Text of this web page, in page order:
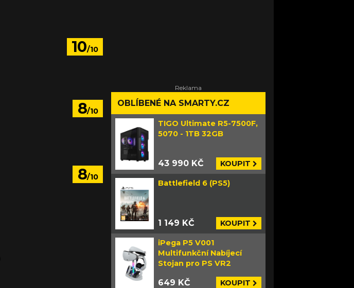
10/10
8/10
8/10
OBLÍBENÉ NA SMARTY.CZ
TIGO Ultimate R5-7500F,
5070 - 1TB 32GB
43 990 KČ KOUPIT
Battlefield 6 (PS5)
1 149 KČ KOUPIT
iPega P5 V001
Multifunkční Nabíjecí
Stojan pro PS VR2
649 KČ KOUPIT